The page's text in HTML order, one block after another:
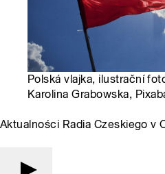
Polská vlajka, ilustrační
Karolina Grabowska,
Aktualności Radia Czeskiego v